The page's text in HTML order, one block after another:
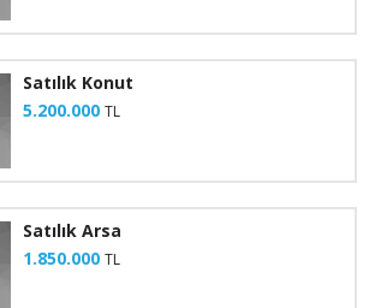
Satılık Konut
5.200.000 TL
Satılık Arsa
1.850.000 TL